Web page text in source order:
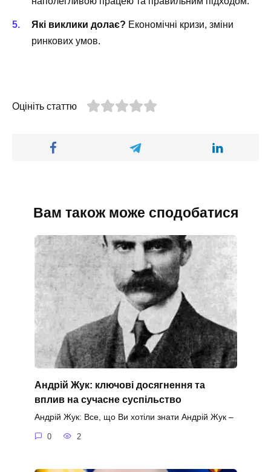
Які виклики долає? Економічні кризи, зміни
ринкових умов.
Оцініть статтю
Вам також може сподобатися
Андрій Жук: ключові досягнення та
вплив на сучасне суспільство
Андрій Жук: Все, що Ви хотіли знати Андрій Жук –
0 2